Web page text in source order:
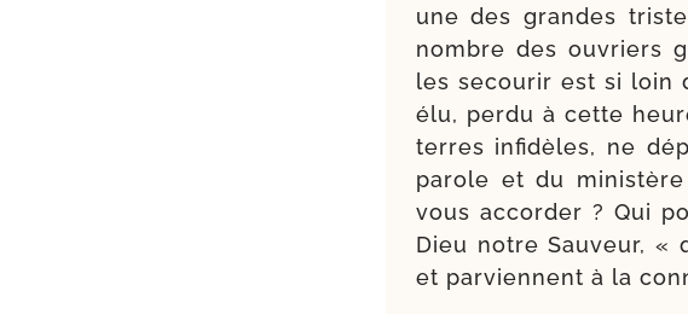
une des grandes
nombre des ouvriers
les secou­rir est si loin
élu, per­du à cette
terres infi­dèles, ne
parole et du
vous accor­der ? Qui
Dieu notre Sauveur, «
et par­viennent à la